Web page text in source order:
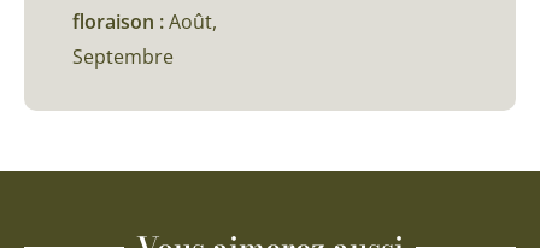
floraison :Août,
Septembre